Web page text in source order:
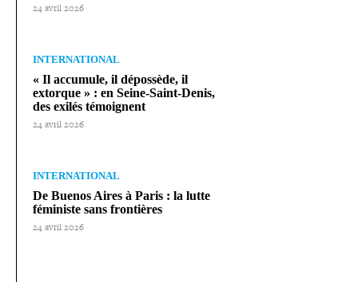
24 avril 2026
INTERNATIONAL
« Il accumule, il dépossède, il
extorque » : en Seine-​Saint-​Denis,
des exilés témoignent
24 avril 2026
INTERNATIONAL
De Buenos Aires à Paris : la lutte
féministe sans frontières
24 avril 2026